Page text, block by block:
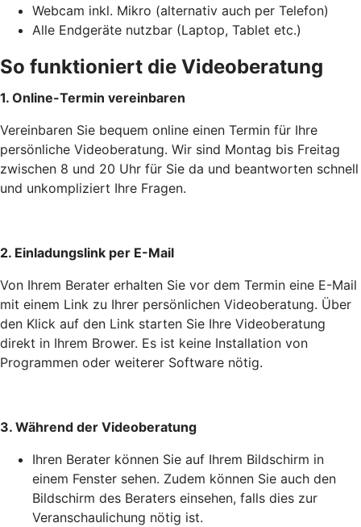
Webcam inkl. Mikro (alternativ auch per Telefon)
Alle Endgeräte nutzbar (Laptop, Tablet etc.)
So funktioniert die Videoberatung
1. Online-Termin vereinbaren
Vereinbaren Sie bequem online einen Termin für Ihre
persönliche Videoberatung. Wir sind Montag bis Freitag
zwischen 8 und 20 Uhr für Sie da und beantworten schnell
und unkompliziert Ihre Fragen.
2. Einladungslink per E-Mail
Von Ihrem Berater erhalten Sie vor dem Termin eine E-Mail
mit einem Link zu Ihrer persönlichen Videoberatung. Über
den Klick auf den Link starten Sie Ihre Videoberatung
direkt in Ihrem Brower. Es ist keine Installation von
Programmen oder weiterer Software nötig.
3. Während der Videoberatung
Ihren Berater können Sie auf Ihrem Bildschirm in
einem Fenster sehen. Zudem können Sie auch den
Bildschirm des Beraters einsehen, falls dies zur
Veranschaulichung nötig ist.